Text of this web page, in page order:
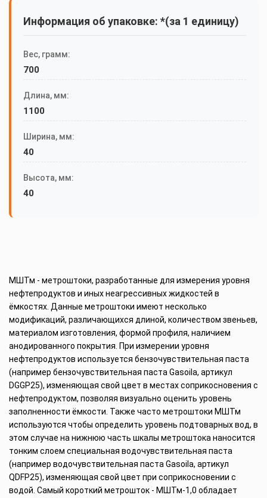
Информация об упаковке: *(за 1 единицу)
Вес, грамм:
700
Длина, мм:
1100
Ширина, мм:
40
Высота, мм:
40
МШТм - метроштоки, разработанные для измерения уровня
нефтепродуктов и иных неагрессивных жидкостей в
ёмкостях. Данные метроштоки имеют несколько
модификаций, различающихся длиной, количеством звеньев,
материалом изготовления, формой профиля, наличием
анодированного покрытия. При измерении уровня
нефтепродуктов используется бензочувствительная паста
(например бензочувствительная паста Gasoila, артикул
DGGP25), изменяющая свой цвет в местах соприкосновения с
нефтепродуктом, позволяя визуально оценить уровень
заполненности ёмкости. Также часто метроштоки МШТм
используются чтобы определить уровень подтоварных вод, в
этом случае на нижнюю часть шкалы метроштока наносится
тонким слоем специальная водочувствительная паста
(например водочувствительная паста Gasoila, артикул
QDFP25), изменяющая свой цвет при соприкосновении с
водой. Самый короткий метрошток - МШТм-1,0 обладает